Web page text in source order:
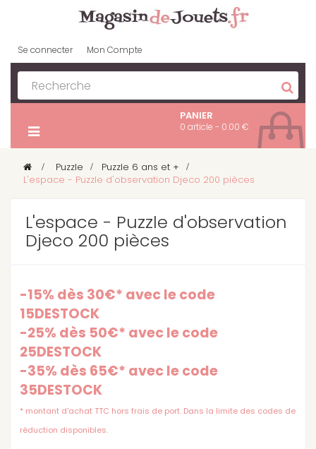
Se connecter Mon Compte
PANIER
0 article - 0.00 €
> Puzzle > Puzzle 6 ans et + >
L'espace - Puzzle d'observation Djeco 200 pièces
L'espace - Puzzle d'observation
Djeco 200 pièces
-15% dès 30€* avec le code
15DESTOCK
-25% dès 50€* avec le code
25DESTOCK
-35% dès 65€* avec le code
35DESTOCK
* montant d'achat TTC hors frais de port. Dans la limite des codes de
réduction disponibles.